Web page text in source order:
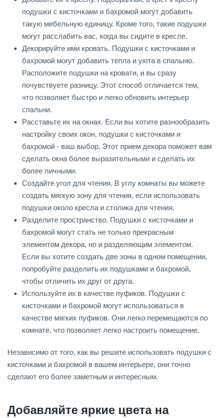
подушки с кисточками и бахромой могут добавить
такую мебельную единицу. Кроме того, такие подушки
могут расслабить вас, когда вы сидите в кресле.
Декорируйте ими кровать. Подушки с кисточками и
бахромой могут добавить тепла и уюта в спальню.
Расположите подушки на кровати, и вы сразу
почувствуете разницу. Этот способ отличается тем,
что позволяет быстро и легко обновить интерьер
спальни.
Расставьте их на окнах. Если вы хотите разнообразить
настройку своих окон, подушки с кисточками и
бахромой - ваш выбор. Этот прием декора поможет вам
сделать окна более выразительными и сделать их
более личными.
Создайте угол для чтения. В углу комнаты вы можете
создать мягкую зону для чтения, если использовать
подушки около кресла и столика для чтения.
Разделите пространство. Подушки с кисточками и
бахромой могут стать не только прекрасным
элементом декора, но и разделяющим элементом.
Если вы хотите создать две зоны в одном помещении,
попробуйте разделить их подушками и бахромой,
чтобы отличить их друг от друга.
Используйте их в качестве пуфиков. Подушки с
кисточками и бахромой могут использоваться в
качестве мягких пуфиков. Они легко перемещаются по
комнате, что позволяет легко настроить помещение.
Независимо от того, как вы решите использовать подушки с
кисточками и бахромой в вашем интерьере, они точно
сделают его более заметным и интересным.
Добавляйте яркие цвета на